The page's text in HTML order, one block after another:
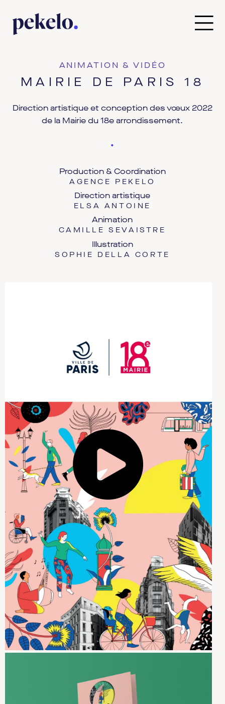
ANIMATION & VIDÉO
MAIRIE DE PARIS 18
Direction artistique et conception des vœux 2022
de la Mairie du 18e arrondissement.
•
Production & Coordination
AGENCE PEKELO
Direction artistique
ELSA ANTOINE
Animation
CAMILLE SEVAISTRE
Illustration
SOPHIE DELLA CORTE